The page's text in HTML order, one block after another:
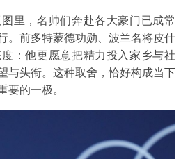
里，名帅们奔赴各大豪门已成常
。前多特蒙德功勋、波兰名将皮什
：他更愿意把精力投入家乡与社
与头衔。这种取舍，恰好构成当下
的一极。